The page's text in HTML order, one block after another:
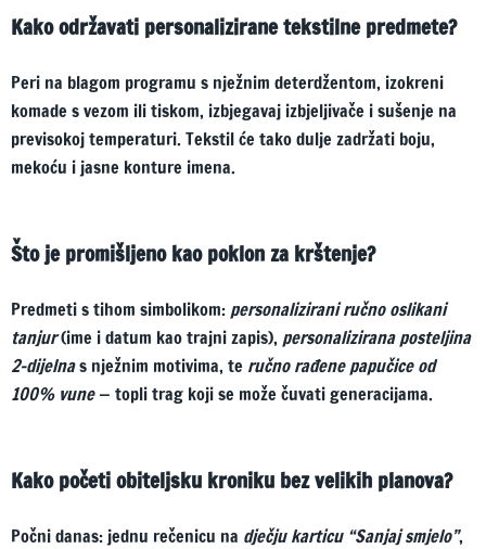
Kako održavati personalizirane tekstilne predmete?
Peri na blagom programu s nježnim deterdžentom, izokreni
komade s vezom ili tiskom, izbjegavaj izbjeljivače i sušenje na
previsokoj temperaturi. Tekstil će tako dulje zadržati boju,
mekoću i jasne konture imena.
Što je promišljeno kao poklon za krštenje?
Predmeti s tihom simbolikom: personalizirani ručno oslikani
tanjur(ime i datum kao trajni zapis), personalizirana posteljina
2-dijelnas nježnim motivima, te ručno rađene papučice od
100% vune— topli trag koji se može čuvati generacijama.
Kako početi obiteljsku kroniku bez velikih planova?
Počni danas: jednu rečenicu na dječju karticu “Sanjaj smjelo”,